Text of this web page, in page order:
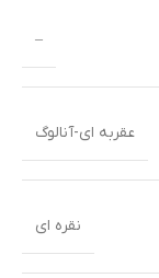
–
عقربه ای-آنالوگ
نقره ای